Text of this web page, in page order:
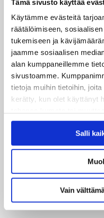
Tämä sivusto käyttää
Käytämme evästeitä
räätälöimiseen,
tukemiseen ja
jaamme sosiaalisen
alan kumppaneillemme
sivustoamme.
tietoja muihin tietoihin,
kerätty, kun olet käyttänyt
käytöstäEvästeet-
Salli
Vain
JYP ja Secto Rally Finland
02.06.2026
Liiga-kauden 2026-2027
27.05.2026
Reece Newkirk
18.05.2026
Jaatinen ja Liljamo
yhteistyö jatkuu
Tuore Sveitsin mestari
kahden vuoden sopimuksella